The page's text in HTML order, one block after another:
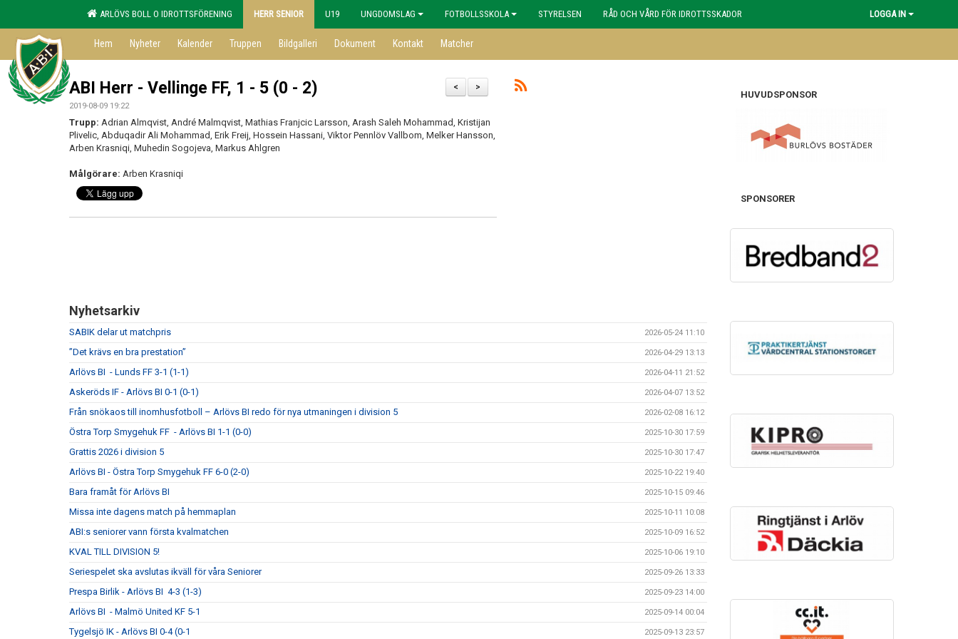
ARLÖVS BOLL O IDROTTSFÖRENING HERR SENIOR U19 UNGDOMSLAG FOTBOLLSSKOLA STYRELSEN RÅD OCH VÅRD FÖR IDROTTSSKADOR LOGGA IN
Hem Nyheter Kalender Truppen Bildgalleri Dokument Kontakt Matcher
>
<
ABI Herr - Vellinge FF, 1 - 5 (0 - 2)
2019-08-09 19:22
Trupp: Adrian Almqvist, André Malmqvist, Mathias Franjcic Larsson, Arash Saleh Mohammad, Kristijan
Plivelic, Abduqadir Ali Mohammad, Erik Freij, Hossein Hassani, Viktor Pennlöv Vallbom, Melker Hansson,
Arben Krasniqi, Muhedin Sogojeva, Markus Ahlgren
Målgörare: Arben Krasniqi
Nyhetsarkiv
SABIK delar ut matchpris 2026-05-24 11:10
”Det krävs en bra prestation” 2026-04-29 13:13
Arlövs BI - Lunds FF 3-1 (1-1) 2026-04-11 21:52
Askeröds IF - Arlövs BI 0-1 (0-1) 2026-04-07 13:52
Från snökaos till inomhusfotboll – Arlövs BI redo för nya utmaningen i division 5 2026-02-08 16:12
Östra Torp Smygehuk FF - Arlövs BI 1-1 (0-0) 2025-10-30 17:59
Grattis 2026 i division 5 2025-10-30 17:47
Arlövs BI - Östra Torp Smygehuk FF 6-0 (2-0) 2025-10-22 19:40
Bara framåt för Arlövs BI 2025-10-15 09:46
Missa inte dagens match på hemmaplan 2025-10-11 10:08
ABI:s seniorer vann första kvalmatchen 2025-10-09 16:52
KVAL TILL DIVISION 5! 2025-10-06 19:10
Seriespelet ska avslutas ikväll för våra Seniorer 2025-09-26 13:33
Prespa Birlik - Arlövs BI 4-3 (1-3) 2025-09-23 14:00
Arlövs BI - Malmö United KF 5-1 2025-09-14 00:04
Tygelsjö IK - Arlövs BI 0-4 (0-1 2025-09-13 23:57
HUVUDSPONSOR
SPONSORER